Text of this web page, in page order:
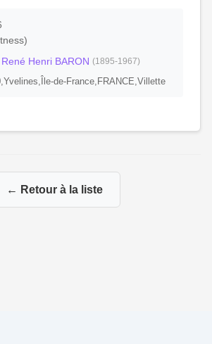
René Henri BARON (1895-1967)
de-France,FRANCE,Villette
← Retour à la liste